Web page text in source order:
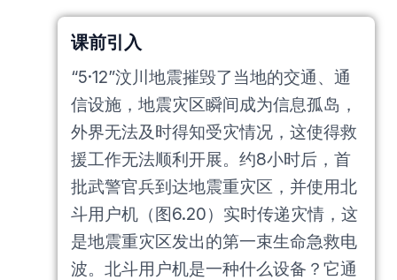
课前引入
“5·12”汶川地震摧毁了当地的交通、通
信设施，地震灾区瞬间成为信息孤岛，
外界无法及时得知受灾情况，这使得救
援工作无法顺利开展。约8小时后，首
批武警官兵到达地震重灾区，并使用北
斗用户机（图6.20）实时传递灾情，这
是地震重灾区发出的第一束生命急救电
波。北斗用户机是一种什么设备？它通